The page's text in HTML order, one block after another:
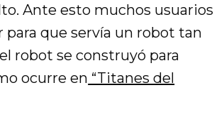
Ante esto muchos usuarios
que servía un robot tan
robot se construyó para
ocurre en “Titanes del